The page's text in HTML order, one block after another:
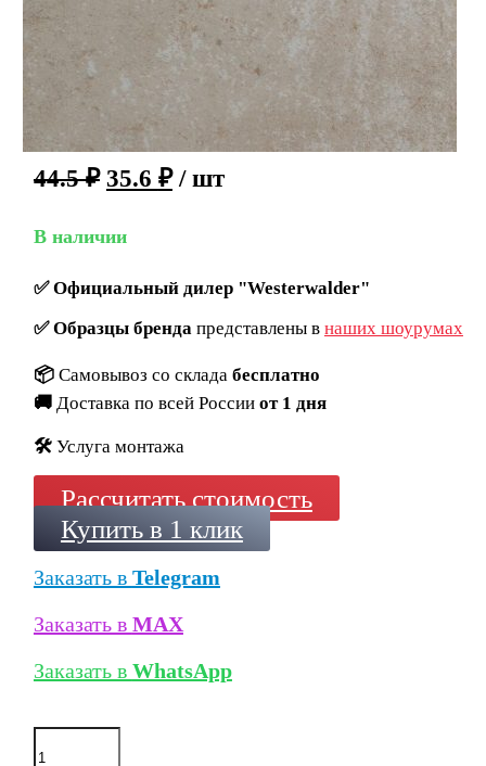
44.5₽ 35.6 ₽ / шт
В наличии
✅Официальный дилер "Westerwalder"
✅Образцы брендапредставлены в наших шоурумах
📦 Самовывоз со склада бесплатно
🚚 Доставка по всей России от 1 дня
🛠️ Услуга монтажа
Рассчитать стоимость
Купить в 1 клик
Заказать в Telegram
Заказать в MAX
Заказать в WhatsApp
Количество
товара